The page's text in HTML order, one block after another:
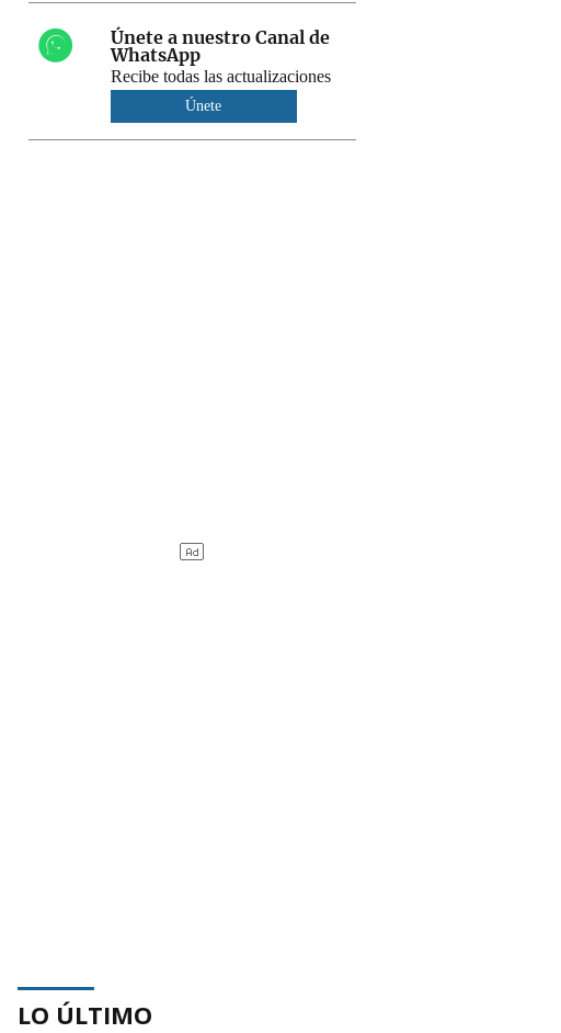
Únete a nuestro Canal de
WhatsApp
Recibe todas las actualizaciones
Únete
LO ÚLTIMO